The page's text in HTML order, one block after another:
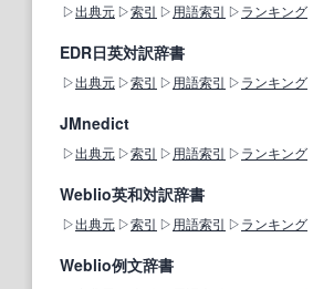
出典元 索引 用語索引 ランキング
EDR日英対訳辞書
出典元 索引 用語索引 ランキング
JMnedict
出典元 索引 用語索引 ランキング
Weblio英和対訳辞書
出典元 索引 用語索引 ランキング
Weblio例文辞書